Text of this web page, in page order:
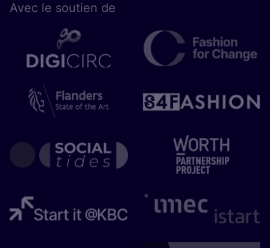
Avec le sou­tien de